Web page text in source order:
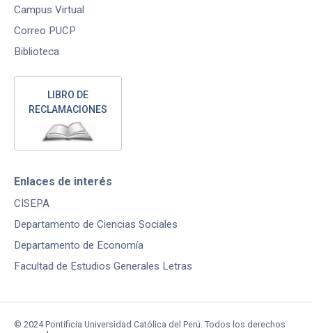
Campus Virtual
Correo PUCP
Biblioteca
LIBRO DE
RECLAMACIONES
Enlaces de interés
CISEPA
Departamento de Ciencias Sociales
Departamento de Economía
Facultad de Estudios Generales Letras
© 2024 Pontificia Universidad Católica del Perú. Todos los derechos